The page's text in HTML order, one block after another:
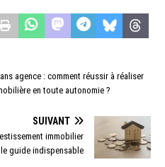
agence : comment réussir à réaliser
en toute autonomie ?
SUIVANT
immobilier
guide indispensable